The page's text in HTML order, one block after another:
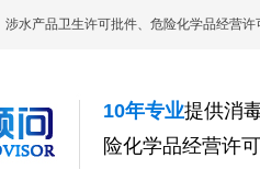
水产品卫生许可批件、危险化学品经营
10年专业提供消
险化学品经营许